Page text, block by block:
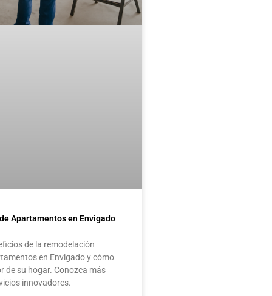
Apartamentos en Envigado
de la remodelación
en Envigado y cómo
de su hogar. Conozca más
innovadores.